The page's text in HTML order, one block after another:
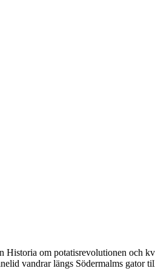
om potatisrevolutionen och
vandrar längs Södermalms gator